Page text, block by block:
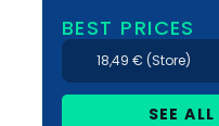
BEST PRICES
18,49 € (Store)
SEE